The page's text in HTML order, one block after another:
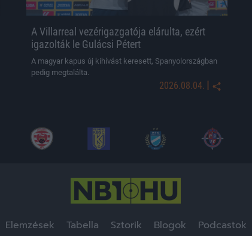
A Villarreal vezérigazgatója elárulta, ezért
igazolták le Gulácsi Pétert
A magyar kapus új kihívást keresett, Spanyolországban
pedig megtalálta.
2026.08.04. |
Elemzések Tabella Sztorik Blogok Podcastok